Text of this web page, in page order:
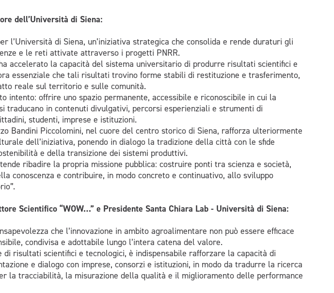
dell’Università di Siena:
l’Università di Siena, un’iniziativa strategica che consolida e rende duraturi gli
e le reti attivate attraverso i progetti PNRR.
accelerato la capacità del sistema universitario di produrre risultati scientifici e
essenziale che tali risultati trovino forme stabili di restituzione e trasferimento,
reale sul territorio e sulle comunità.
intento: offrire uno spazio permanente, accessibile e riconoscibile in cui la
traducano in contenuti divulgativi, percorsi esperienziali e strumenti di
studenti, imprese e istituzioni.
Bandini Piccolomini, nel cuore del centro storico di Siena, rafforza ulteriormente
dell’iniziativa, ponendo in dialogo la tradizione della città con le sfide
e della transizione dei sistemi produttivi.
ribadire la propria missione pubblica: costruire ponti tra scienza e società,
conoscenza e contribuire, in modo concreto e continuativo, allo sviluppo
Scientifico “WOW…” e Presidente Santa Chiara Lab - Università di Siena:
che l’innovazione in ambito agroalimentare non può essere efficace
condivisa e adottabile lungo l’intera catena del valore.
di risultati scientifici e tecnologici, è indispensabile rafforzare la capacità di
e dialogo con imprese, consorzi e istituzioni, in modo da tradurre la ricerca
la tracciabilità, la misurazione della qualità e il miglioramento delle performance